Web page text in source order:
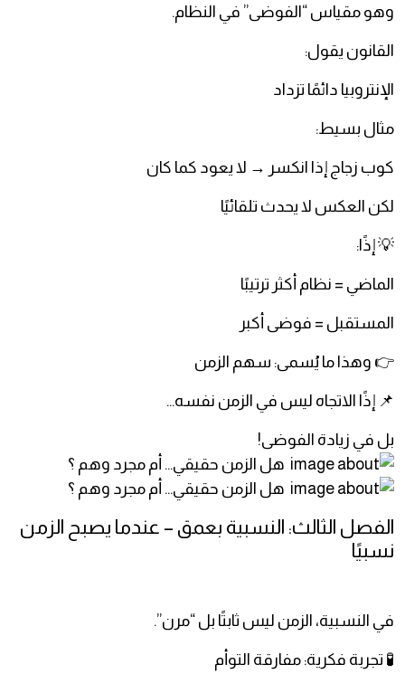
وهو مقياس “الفوضى” في النظام.
القانون يقول:
الإنتروبيا دائمًا تزداد
مثال بسيط:
كوب زجاج إذا انكسر → لا يعود كما كان
لكن العكس لا يحدث تلقائيًا
💡 إذًا:
الماضي = نظام أكثر ترتيبًا
المستقبل = فوضى أكبر
👉 وهذا ما يُسمى: سهم الزمن
📌 إذًا الاتجاه ليس في الزمن نفسه…
بل في زيادة الفوضى!
الفصل الثالث: النسبية بعمق – عندما يصبح الزمن
نسبيًا
في النسبية، الزمن ليس ثابتًا بل “مرن”.
🧪 تجربة فكرية: مفارقة التوأم